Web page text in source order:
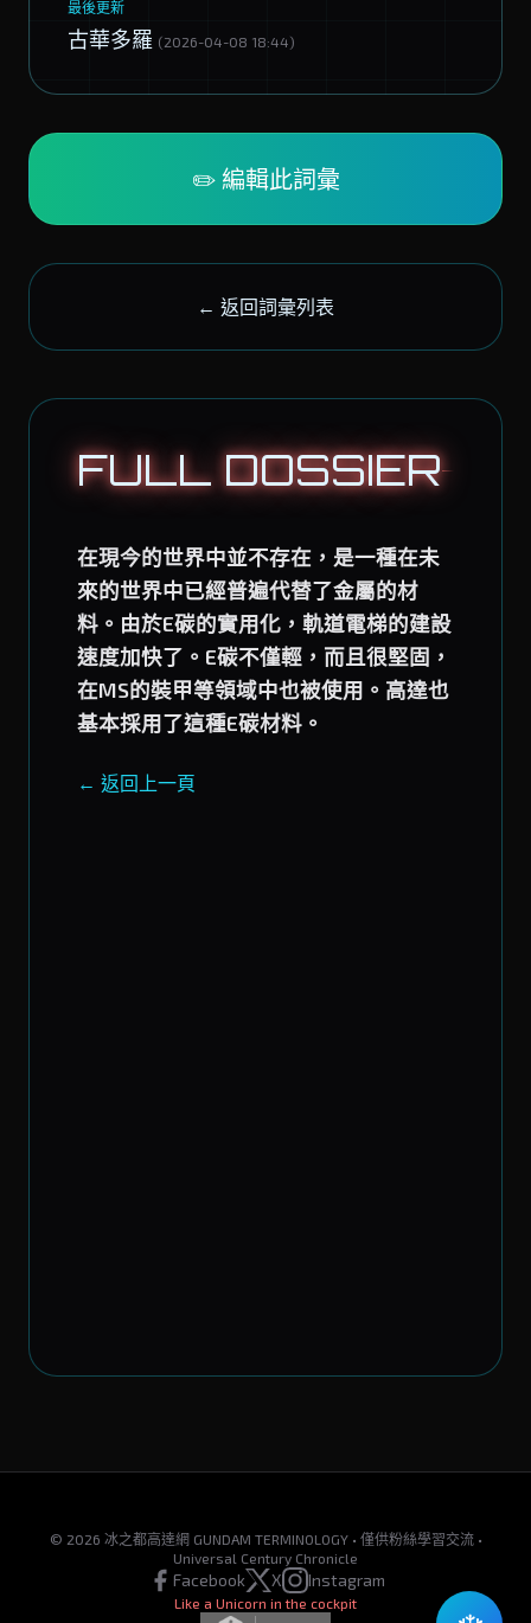
最後更新
古華多羅 (2026-04-08 18:44)
✏️ 編輯此詞彙
← 返回詞彙列表
FULL DOSSIER
在現今的世界中並不存在，是一種在未
來的世界中已經普遍代替了金屬的材
料。由於E碳的實用化，軌道電梯的建設
速度加快了。E碳不僅輕，而且很堅固，
在MS的裝甲等領域中也被使用。高達也
基本採用了這種E碳材料。
← 返回上一頁
© 2026 冰之都高達網 GUNDAM TERMINOLOGY • 僅供粉絲學習交流 •
Universal Century Chronicle
Facebook X Instagram
Like a Unicorn in the cockpit